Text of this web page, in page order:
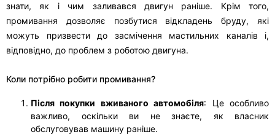
знати, як і чим заливався двигун раніше. Крім того,
промивання дозволяє позбутися відкладень бруду, які
можуть призвести до засмічення мастильних каналів і,
відповідно, до проблем з роботою двигуна.
Коли потрібно робити промивання?
Після покупки вживаного автомобіля: Це особливо
важливо, оскільки ви не знаєте, як власник
обслуговував машину раніше.